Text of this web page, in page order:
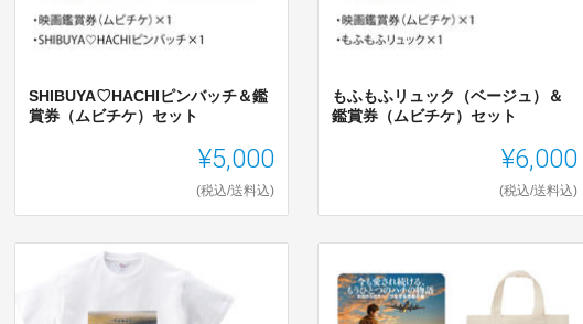
SHIBUYA♡HACHIピンバッチ＆鑑
賞券（ムビチケ）セット
¥5,000
(税込/送料込)
もふもふリュック（ベージュ）＆
鑑賞券（ムビチケ）セット
¥6,000
(税込/送料込)